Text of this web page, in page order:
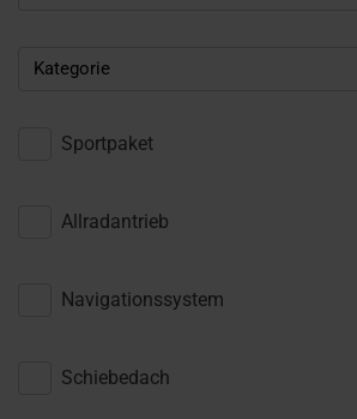
Kategorie
Sportpaket
Allradantrieb
Navigationssystem
Schiebedach